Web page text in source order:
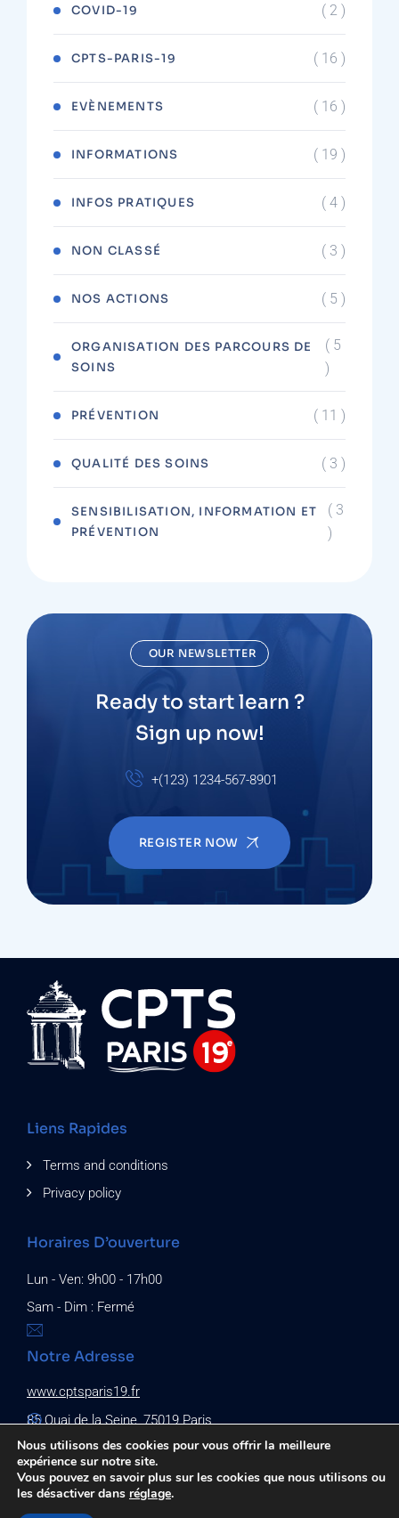
COVID-19 ( 2 )
CPTS-PARIS-19 ( 16 )
EVÈNEMENTS ( 16 )
INFORMATIONS ( 19 )
INFOS PRATIQUES ( 4 )
NON CLASSÉ ( 3 )
NOS ACTIONS ( 5 )
ORGANISATION DES PARCOURS DE
SOINS
( 5
)
PRÉVENTION ( 11 )
QUALITÉ DES SOINS ( 3 )
SENSIBILISATION, INFORMATION ET
PRÉVENTION
( 3
)
OUR NEWSLETTER
Ready to start learn ?
Sign up now!
+(123) 1234-567-8901
REGISTER NOW
Liens Rapides
Terms and conditions
Privacy policy
Horaires D’ouverture
Lun - Ven: 9h00 - 17h00
Sam - Dim : Fermé
Notre Adresse
85 Quai de la Seine, 75019 Paris
www.cptsparis19.fr
Nous utilisons des cookies pour vous offrir la meilleure
expérience sur notre site.
Vous pouvez en savoir plus sur les cookies que nous utilisons ou
les désactiver dans réglage.